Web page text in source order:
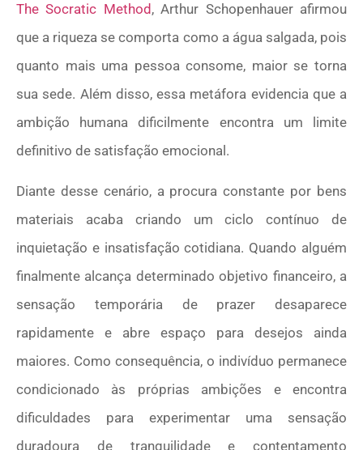
The Socratic Method , Arthur Schopenhauer afirmou
que a riqueza se comporta como a água salgada, pois
quanto mais uma pessoa consome, maior se torna
sua sede. Além disso, essa metáfora evidencia que a
ambição humana dificilmente encontra um limite
definitivo de satisfação emocional.
Diante desse cenário, a procura constante por bens
materiais acaba criando um ciclo contínuo de
inquietação e insatisfação cotidiana. Quando alguém
finalmente alcança determinado objetivo financeiro, a
sensação temporária de prazer desaparece
rapidamente e abre espaço para desejos ainda
maiores. Como consequência, o indivíduo permanece
condicionado às próprias ambições e encontra
dificuldades para experimentar uma sensação
duradoura de tranquilidade e contentamento